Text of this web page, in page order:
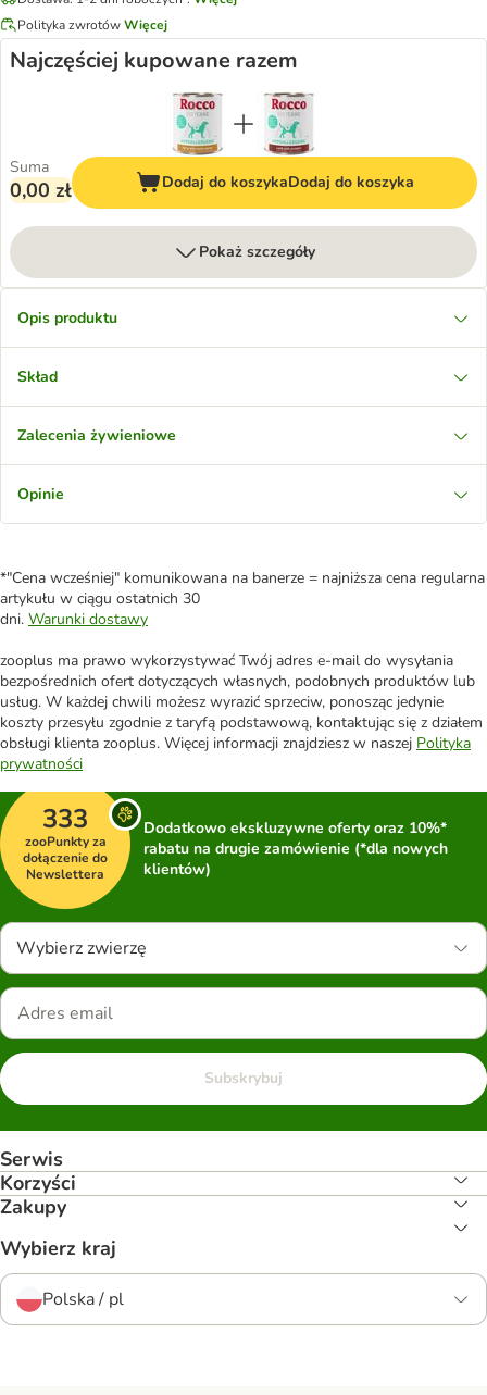
Polityka zwrotówWięcej
Najczęściej kupowane razem
Suma
0,00 zł Dodaj do koszykaDodaj do koszyka
Pokaż szczegóły
Opis produktu
Skład
Zalecenia żywieniowe
Opinie
*"Cena wcześniej" komunikowana na banerze = najniższa cena regularna
artykułu w ciągu ostatnich 30
dni. Warunki dostawy
zooplus ma prawo wykorzystywać Twój adres e-mail do wysyłania
bezpośrednich ofert dotyczących własnych, podobnych produktów lub
usług. W każdej chwili możesz wyrazić sprzeciw, ponosząc jedynie
koszty przesyłu zgodnie z taryfą podstawową, kontaktując się z działem
obsługi klienta zooplus. Więcej informacji znajdziesz w naszej Polityka
prywatności
333
zooPunkty za
dołączenie do
Newslettera
Dodatkowo ekskluzywne oferty oraz 10%*
rabatu na drugie zamówienie (*dla nowych
klientów)
Wybierz zwierzę
Subskrybuj
Serwis
Korzyści
Zakupy
Wybierz kraj
Polska / pl